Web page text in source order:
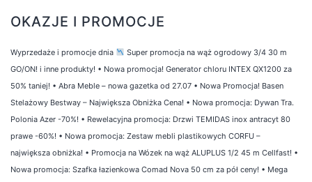
OKAZJE I PROMOCJE
Wyprzedaże i promocje dnia
Super promocja na wąż ogrodowy 3/4 30 m
GO/ON! i inne produkty! • Nowa promocja! Generator chloru INTEX QX1200 za
50% taniej! • Abra Meble – nowa gazetka od 27.07 • Nowa Promocja! Basen
Stelażowy Bestway – Największa Obniżka Cena! • Nowa promocja: Dywan Tra.
Polonia Azer -70%! • Rewelacyjna promocja: Drzwi TEMIDAS inox antracyt 80
prawe -60%! • Nowa promocja: Zestaw mebli plastikowych CORFU –
największa obniżka! • Promocja na Wózek na wąż ALUPLUS 1/2 45 m Cellfast! •
Nowa promocja: Szafka łazienkowa Comad Nova 50 cm za pół ceny! • Mega